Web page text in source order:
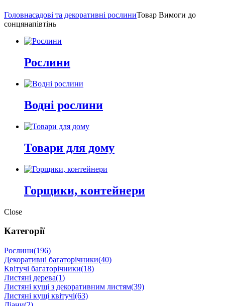
Головнасадові та декоративні рослиниТовар Вимоги до
сонцянапівтінь
Рослини
Водні рослини
Товари для дому
Горщики, контейнери
Close
Категорії
Рослини(196)
Декоративні багаторічники(40)
Квітучі багаторічники(18)
Листяні дерева(1)
Листяні кущі з декоративним листям(39)
Листяні кущі квітучі(63)